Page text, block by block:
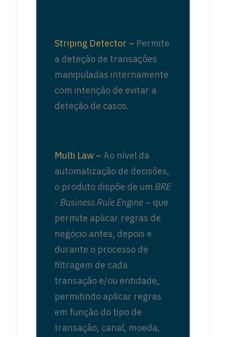
Striping Detector – Permite
a deteção de transações
manipuladas internamente
com intenção de evitar a
deteção de casos.
Multi Law – Ao nível da
automatização de decisões,
o produto dispõe de um BRE
- Business Rule Engine – que
permite aplicar regras de
negócio antes, depois e
durante o processo de
filtragem de cada
transação e/ou entidade,
permitindo aplicar regras
em função do tipo de
transação, canal, moeda,